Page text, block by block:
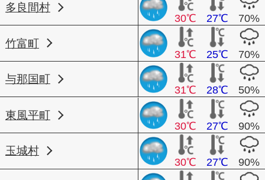
多良間村
30℃ 27℃ 70%
竹富町
31℃ 25℃ 70%
与那国町
31℃ 28℃ 50%
東風平町
30℃ 27℃ 90%
玉城村
30℃ 27℃ 90%